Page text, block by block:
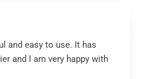
and easy to use. It has
and I am very happy with